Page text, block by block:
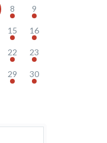
8 9
15 16
22 23
29 30